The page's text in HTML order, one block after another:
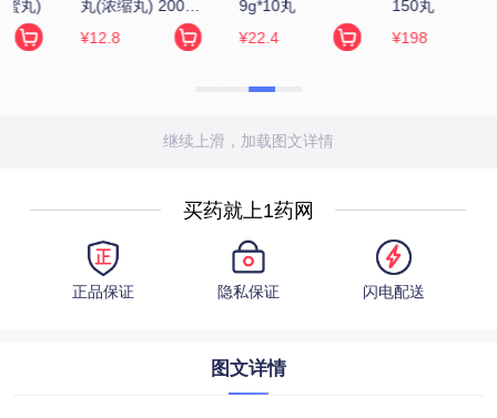
150丸
¥198
0.7g*126片/瓶
¥229
200丸(浓缩丸)
¥6.5
继续上滑，加载图文详情
买药就上1药网
正品保证 隐私保证 闪电配送
图文详情